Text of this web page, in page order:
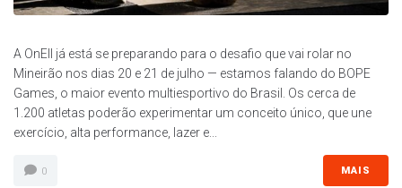
A OnEll já está se preparando para o desafio que vai rolar no
Mineirão nos dias 20 e 21 de julho — estamos falando do BOPE
Games, o maior evento multiesportivo do Brasil. Os cerca de
1.200 atletas poderão experimentar um conceito único, que une
exercício, alta performance, lazer e...
0 MAIS